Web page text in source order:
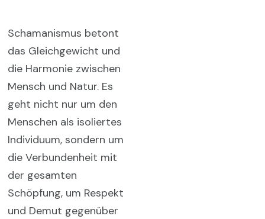
Schamanismus betont
das Gleichgewicht und
die Harmonie zwischen
Mensch und Natur. Es
geht nicht nur um den
Menschen als isoliertes
Individuum, sondern um
die Verbundenheit mit
der gesamten
Schöpfung, um Respekt
und Demut gegenüber